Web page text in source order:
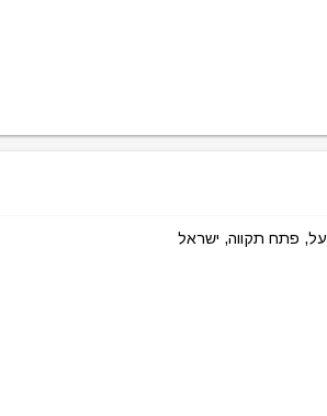
פתח תקווה, ישראל